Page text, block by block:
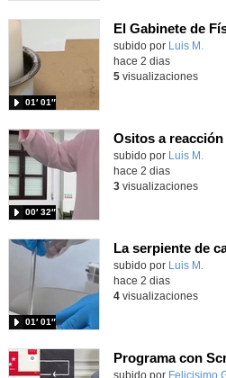
Contenido educativo.
subido por Luis M.
01′ 01″
hace 2 dias
5visualizaciones
Ositos a reacción
Contenido educativo.
subido por Luis M.
00′ 32″
hace 2 dias
3visualizaciones
La serpiente de
Contenido educativo.
subido por Luis M.
01′ 01″
hace 2 dias
4visualizaciones
Contenido educativo.
subido por Felicisimo